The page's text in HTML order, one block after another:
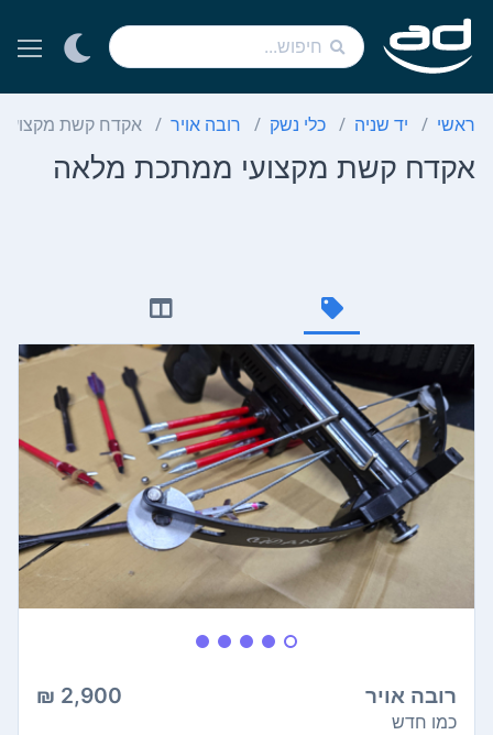
ראשי יד שניה כלי נשק רובה אויר אקדח קשת
אקדח קשת מקצועי ממתכת מלאה
רובה אויר 2,900 ₪
כמו חדש